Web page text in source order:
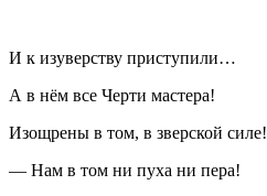
И к изуверству приступили…
А в нём все Черти мастера!
Изощрены в том, в зверской силе!
— Нам в том ни пуха ни пера!